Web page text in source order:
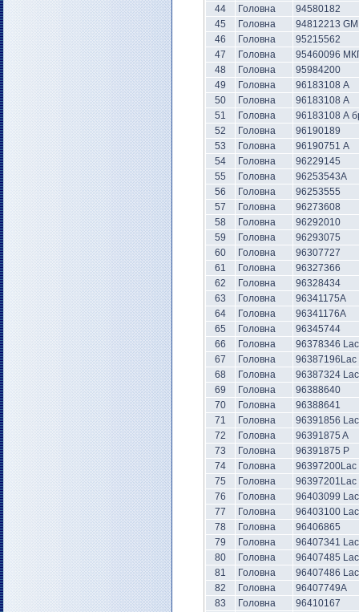
44
Головна
94580182
45
Головна
94812213 GM
46
Головна
95215562
47
Головна
95460096
48
Головна
95984200
49
Головна
96183108 А
50
Головна
96183108 А
51
Головна
96183108 А
52
Головна
96190189
53
Головна
96190751 А
54
Головна
96229145
55
Головна
96253543А
56
Головна
96253555
57
Головна
96273608
58
Головна
96292010
59
Головна
96293075
60
Головна
96307727
61
Головна
96327366
62
Головна
96328434
63
Головна
96341175А
64
Головна
96341176А
65
Головна
96345744
66
Головна
96378346 Lac
67
Головна
96387196Lac
68
Головна
96387324 Lac
69
Головна
96388640
70
Головна
96388641
71
Головна
96391856 Lac
72
Головна
96391875 A
73
Головна
96391875 P
74
Головна
96397200Lac
75
Головна
96397201Lac
76
Головна
96403099 Lac
77
Головна
96403100 Lac
78
Головна
96406865
79
Головна
96407341 Lac
80
Головна
96407485 Lac
81
Головна
96407486 Lac
82
Головна
96407749A
83
Головна
96410167